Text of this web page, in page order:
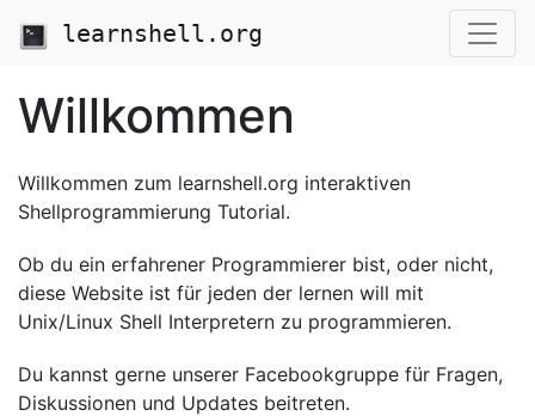
learnshell.org
Willkommen
Willkommen zum learnshell.org interaktiven
Shellprogrammierung Tutorial.
Ob du ein erfahrener Programmierer bist, oder nicht,
diese Website ist für jeden der lernen will mit
Unix/Linux Shell Interpretern zu programmieren.
Du kannst gerne unserer Facebookgruppe für Fragen,
Diskussionen und Updates beitreten.